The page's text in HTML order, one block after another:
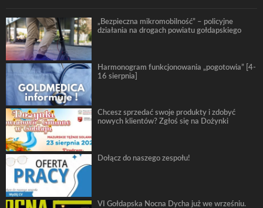
„Bezpieczna mikromobilność” – policyjne
działania na drogach powiatu gołdapskiego
Harmonogram funkcjonowania „pogotowia” [4-
16 sierpnia]
Chcesz sprzedać swoje produkty i zdobyć
nowych klientów? Zgłoś się na Dożynki
Dołącz do naszego zespołu!
VI Gołdapska Nocna Dycha już we wrześniu.